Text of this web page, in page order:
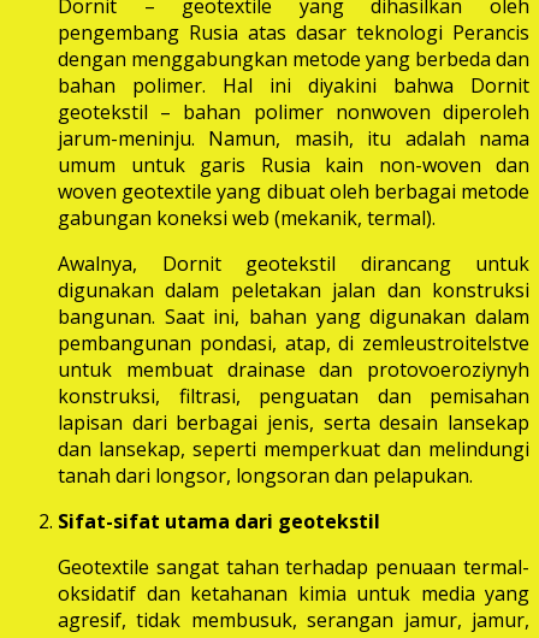
Dornit – geotextile yang dihasilkan oleh
pengembang Rusia atas dasar teknologi Perancis
dengan menggabungkan metode yang berbeda dan
bahan polimer. Hal ini diyakini bahwa Dornit
geotekstil – bahan polimer nonwoven diperoleh
jarum-meninju. Namun, masih, itu adalah nama
umum untuk garis Rusia kain non-woven dan
woven geotextile yang dibuat oleh berbagai metode
gabungan koneksi web (mekanik, termal).
Awalnya, Dornit geotekstil dirancang untuk
digunakan dalam peletakan jalan dan konstruksi
bangunan. Saat ini, bahan yang digunakan dalam
pembangunan pondasi, atap, di zemleustroitelstve
untuk membuat drainase dan protovoeroziynyh
konstruksi, filtrasi, penguatan dan pemisahan
lapisan dari berbagai jenis, serta desain lansekap
dan lansekap, seperti memperkuat dan melindungi
tanah dari longsor, longsoran dan pelapukan.
Sifat-sifat utama dari geotekstil
Geotextile sangat tahan terhadap penuaan termal-
oksidatif dan ketahanan kimia untuk media yang
agresif, tidak membusuk, serangan jamur, jamur,